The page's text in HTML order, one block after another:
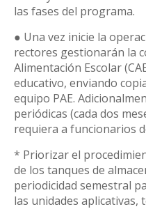
las fases del programa.
● Una vez inicie la
rectores gestionarán la
Alimentación Escolar
educativo, enviando
equipo PAE.
periódicas (cada dos
requiera a funcionarios
* Priorizar el
de los tanques de
periodicidad semestral
las unidades aplicativas,